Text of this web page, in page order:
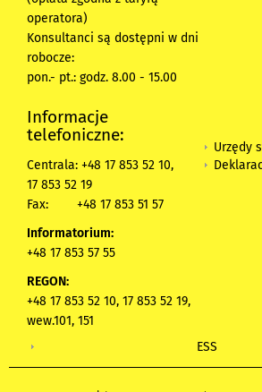
operatora)
Konsultanci są dostępni w dni
robocze:
pon.- pt.: godz. 8.00 - 15.00
Informacje
telefoniczne:
Centrala: +48 17 853 52 10,
17 853 52 19
Fax:
+48 17 853 51 57
Informatorium:
+48 17 853 57 55
REGON:
+48 17 853 52 10, 17 853 52 19,
wew.101, 151
Urzędy
ESS